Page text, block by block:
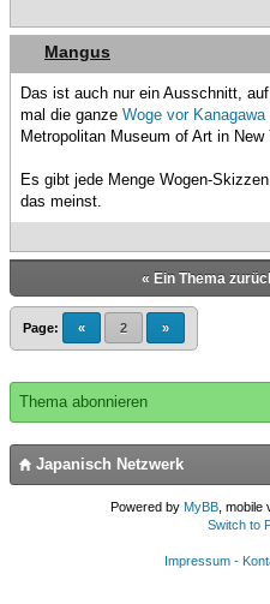
Mangus
Das ist auch nur ein Ausschnitt,
mal die ganze Woge vor Kanagawa
Metropolitan Museum of Art in New
Es gibt jede Menge Wogen-
das meinst.
« Ein Thema
Page: « 2 »
Thema abonnieren
Japanisch Netzwerk
Powered by MyBB, mobile
Switch to
Impressum -